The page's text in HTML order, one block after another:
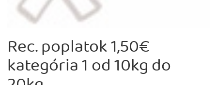
Rec. poplatok 1,50€
kategória 1 od 10kg do